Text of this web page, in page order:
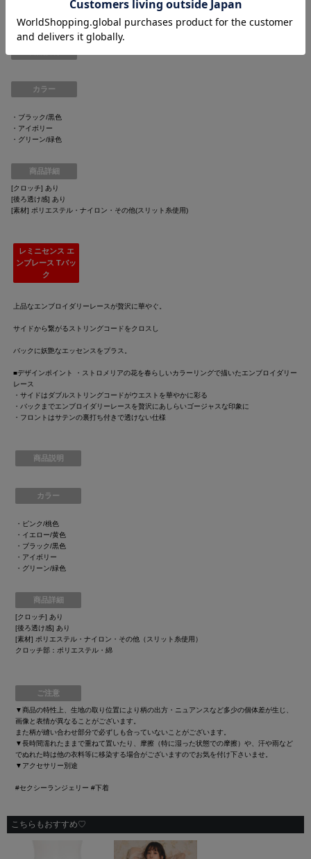
・フロントはサテンの裏打ち付きで透けない仕様
カラー
・ブラック/黒色
・アイボリー
・グリーン/緑色
商品詳細
[クロッチ] あり
[後ろ透け感] あり
[素材] ポリエステル・ナイロン・その他(スリット糸使用)
レミニセンス エ
ンブレース Tバッ
ク
上品なエンブロイダリーレースが贅沢に華やぐ。
サイドから繋がるストリングコードをクロスし
バックに妖艶なエッセンスをプラス。
■デザインポイント ・ストロメリアの花を春らしいカラーリングで描いたエンブロイダリー
レース
・サイドはダブルストリングコードがウエストを華やかに彩る
・バックまでエンブロイダリーレースを贅沢にあしらいゴージャスな印象に
・フロントはサテンの裏打ち付きで透けない仕様
商品説明
カラー
・ピンク/桃色
・イエロー/黄色
・ブラック/黒色
・アイボリー
・グリーン/緑色
商品詳細
[クロッチ] あり
[後ろ透け感] あり
[素材] ポリエステル・ナイロン・その他（スリット糸使用）
クロッチ部：ポリエステル・綿
ご注意
▼商品の特性上、生地の取り位置により柄の出方・ニュアンスなど多少の個体差が生じ、
画像と表情が異なることがございます。
また柄が縫い合わせ部分で必ずしも合っていないことがございます。
▼長時間濡れたままで重ねて置いたり、摩擦（特に湿った状態での摩擦）や、汗や雨など
でぬれた時は他の衣料等に移染する場合がございますのでお気を付け下さいませ。
▼アクセサリー別途
#セクシーランジェリー #下着
こちらもおすすめ♡